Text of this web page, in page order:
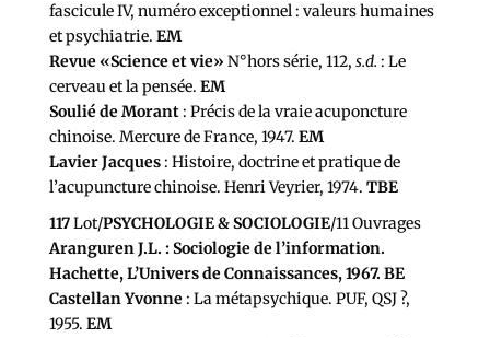
fascicule IV, numéro exceptionnel : valeurs humaines
et psychiatrie. EM
Revue «Science et vie» N°hors série, 112, s.d. : Le
cerveau et la pensée. EM
Soulié de Morant: Précis de la vraie acuponcture
chinoise. Mercure de France, 1947. EM
Lavier Jacques: Histoire, doctrine et pratique de
l’acupuncture chinoise. Henri Veyrier, 1974. TBE
117Lot/PSYCHOLOGIE & SOCIOLOGIE/11 Ouvrages
Aranguren J.L. : Sociologie de l’information.
Hachette, L’Univers de Connaissances, 1967. BE
Castellan Yvonne: La métapsychique. PUF, QSJ ?,
1955. EM